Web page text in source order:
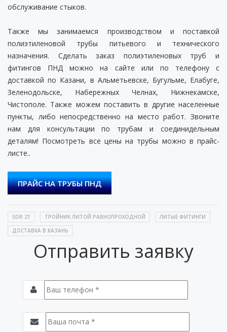
обслуживание стыков.
Также мы занимаемся производством и поставкой
полиэтиленовой трубы питьевого и технического
назначения. Сделать заказ полиэтиленовых труб и
фитингов ПНД можно на сайте или по телефону с
доставкой по Казани, в Альметьевске, Бугульме, Елабуге,
Зеленодольске, Набережных Челнах, Нижнекамске,
Чистополе. Также можем поставить в другие населенные
пункты, либо непосредственно на место работ. Звоните
нам для консультации по трубам и соединидельным
деталям! Посмотреть все цены на трубы можно в прайс-
листе..
ПРАЙС НА ТРУБЫ ПНД
SDR 21 ТРОЙНИК ЛИТОЙ РАВНОПРОХОДНОЙ
ЛИТЫЕ ФИТИНГИ
ДОСТАВКА В КАЗАНЬ
Отправить заявку